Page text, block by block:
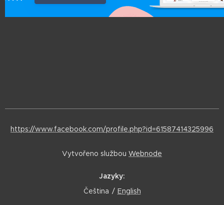
https://www.facebook.com/profile.php?id=61587414325996
Vytvořeno službou Webnode
Jazyky
Čeština
English